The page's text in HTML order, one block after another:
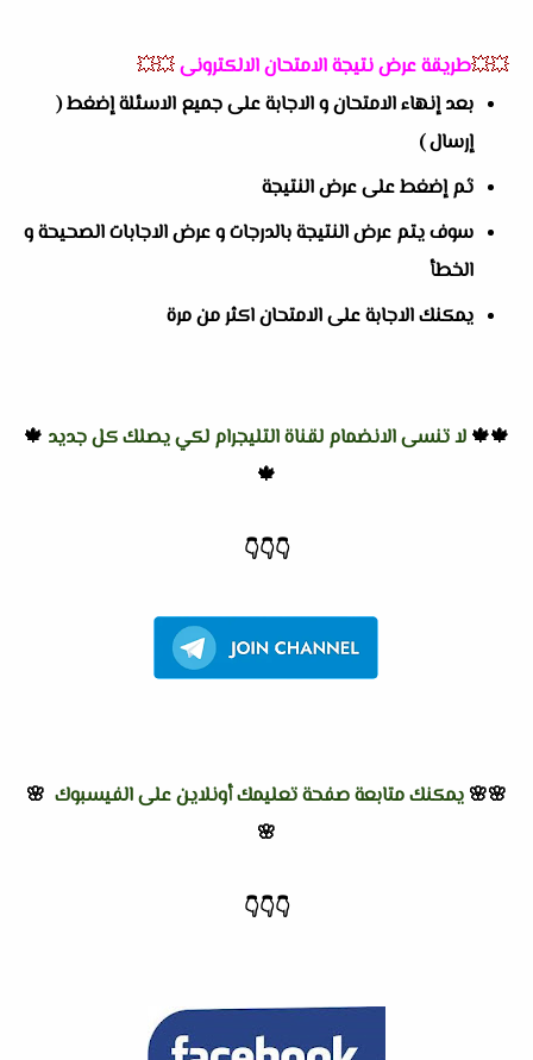
💥💥طريقة عرض نتيجة الامتحان الالكترونى💥💥
بعد إنهاء الامتحان و الاجابة على جميع الاسئلة إضغط (
إرسال )
ثم إضغط على عرض النتيجة
سوف يتم عرض النتيجة بالدرجات و عرض الاجابات الصحيحة و
الخطأ
يمكنك الاجابة على الامتحان اكثر من مرة
🍁🍁 لا تنسى الانضمام لقناة التليجرام لكي يصلك كل جديد 🍁
🍁
👇
👇
👇
🌸🌸 يمكنك متابعة صفحة تعليمك أونلاين على الفيسبوك 🌸
🌸
👇
👇
👇